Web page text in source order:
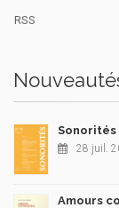
RSS
Sonorités
28 juil.
Amours